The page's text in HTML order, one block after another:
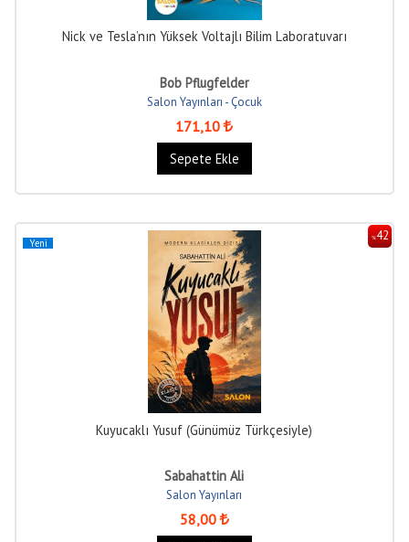
Nick ve Tesla’nın Yüksek Voltajlı Bilim Laboratuvarı
Bob Pflugfelder
Salon Yayınları - Çocuk
171,10
Sepete Ekle
%42
Yeni
Kuyucaklı Yusuf (Günümüz Türkçesiyle)
Sabahattin Ali
Salon Yayınları
58,00